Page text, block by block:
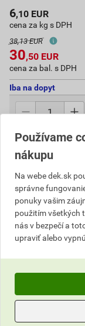
6,10 EUR
cena za kg s DPH
38,13 EUR
30,50 EUR
cena za bal. s DPH
Iba na dopyt
Na dopyt
do košíku pridáte
30,50 EUR celkom s
Neviete si rady?
Zákaznícke
Používame
nákupu
Na webe dek.sk
správne
ponuky vašim
použitím všetkých
nás v bezpečí a
upraviť alebo